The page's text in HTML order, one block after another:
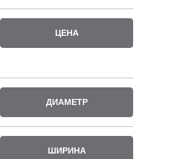
ЦЕНА
ДИАМЕТР
ШИРИНА